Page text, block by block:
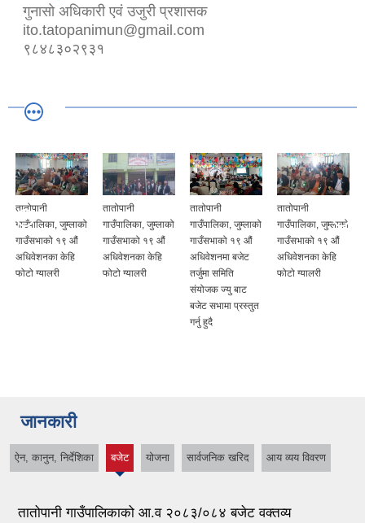
गुनासो अधिकारी एवं उजुरी प्रशासक
ito.tatopanimun@gmail.com
९८४८३०२९३१
तातोपानी
गाउँपालिका, जुम्लाको
गाउँसभाको १९ औं
अधिवेशनका केहि
फोटो ग्यालरी
तातोपानी
गाउँपालिका, जुम्लाको
गाउँसभाको १९ औं
अधिवेशनका केहि
फोटो ग्यालरी
तातोपानी
गाउँपालिका, जुम्लाको
गाउँसभाको १९ औं
अधिवेशनमा बजेट
तर्जुमा समिति
संयोजक ज्यु बाट
बजेट सभामा प्रस्तुत
गर्नु हुदै
तातोपानी
गाउँपालिका, जुम्लाको
गाउँसभाको १९ औं
अधिवेशनका केहि
फोटो ग्यालरी
जानकारी
ऐन, कानुन, निर्देशिका बजेट योजना सार्वजनिक खरिद आय व्यय विवरण
तातोपानी गाउँपालिकाको आ.व २०८३/०८४ बजेट वक्तव्य